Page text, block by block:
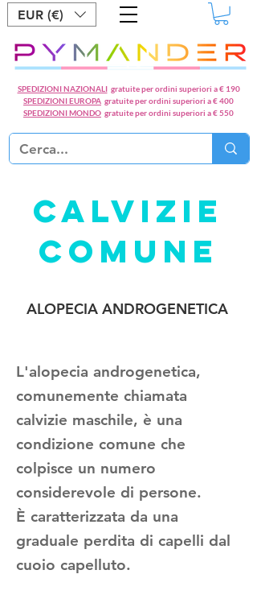
SPEDIZIONI NAZIONALIgratuite per ordini superiori a € 190
SPEDIZIONI EUROPA gratuite per ordini superiori a € 400
SPEDIZIONI MONDO gratuite per ordini superiori a € 550
EUR (€)
CALVIZIE
COMUNE
ALOPECIA ANDROGENETICA
L'alopecia androgenetica,
comunemente chiamata
calvizie maschile, è una
condizione comune che
colpisce un numero
considerevole di persone.
È caratterizzata da una
graduale perdita di capelli dal
cuoio capelluto.